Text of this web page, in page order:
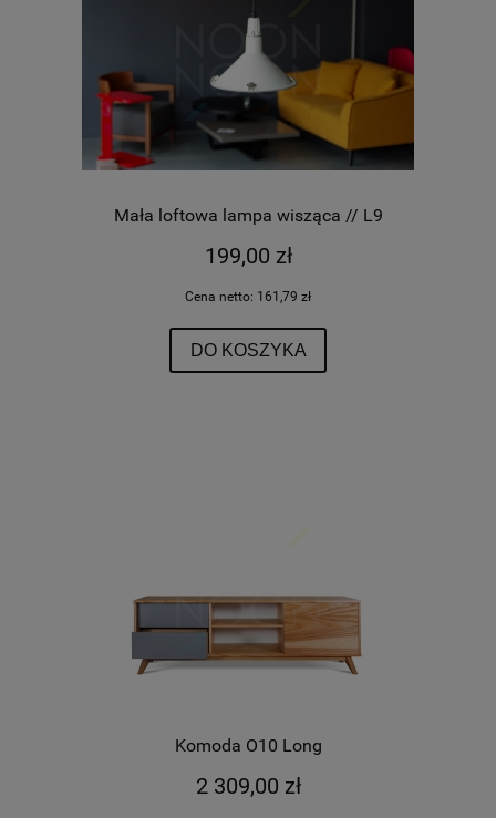
Mała loftowa lampa wisząca // L9
199,00 zł
Cena netto: 161,79 zł
DO KOSZYKA
Komoda O10 Long
2 309,00 zł